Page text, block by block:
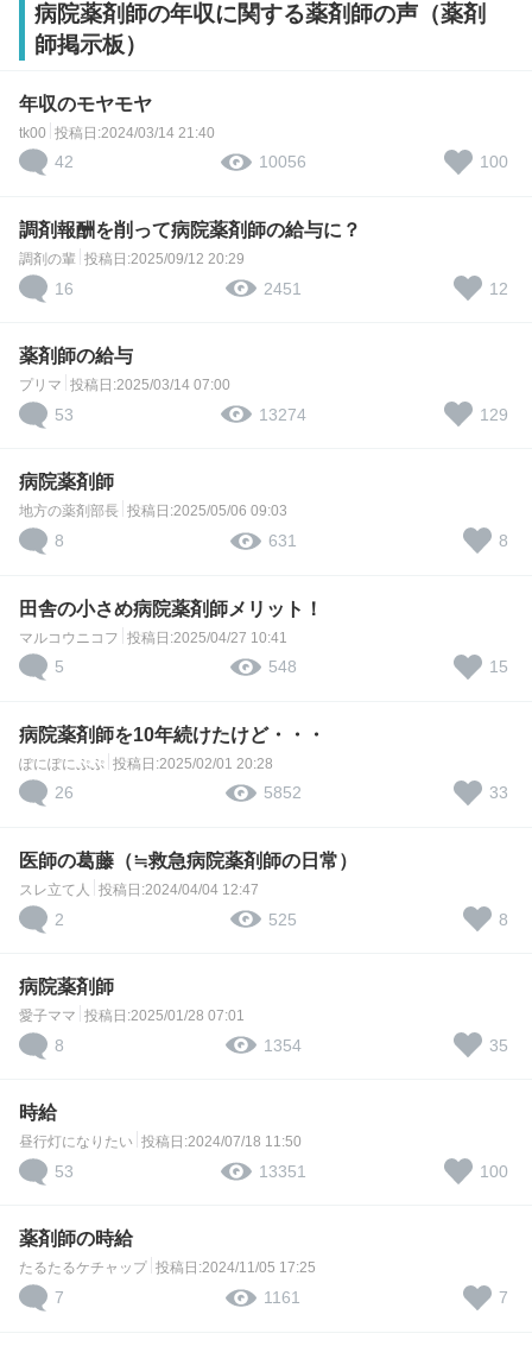
病院薬剤師の年収に関する薬剤師の声（薬剤
師掲示板）
年収のモヤモヤ
tk00 投稿日:2024/03/14 21:40
42 10056 100
調剤報酬を削って病院薬剤師の給与に？
調剤の輩 投稿日:2025/09/12 20:29
16 2451 12
薬剤師の給与
プリマ 投稿日:2025/03/14 07:00
53 13274 129
病院薬剤師
地方の薬剤部長 投稿日:2025/05/06 09:03
8 631 8
田舎の小さめ病院薬剤師メリット！
マルコウニコフ 投稿日:2025/04/27 10:41
5 548 15
病院薬剤師を10年続けたけど・・・
ぽにぽにぷぷ 投稿日:2025/02/01 20:28
26 5852 33
医師の葛藤（≒救急病院薬剤師の日常）
スレ立て人 投稿日:2024/04/04 12:47
2 525 8
病院薬剤師
愛子ママ 投稿日:2025/01/28 07:01
8 1354 35
時給
昼行灯になりたい 投稿日:2024/07/18 11:50
53 13351 100
薬剤師の時給
たるたるケチャップ 投稿日:2024/11/05 17:25
7 1161 7